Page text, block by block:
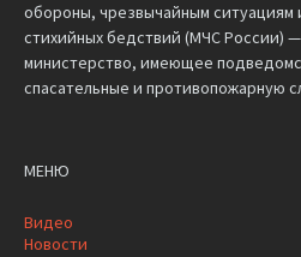
обороны, чрезвычайным ситуациям
стихийных бедствий (МЧС России)
министерство, имеющее
спасательные и противопожарную
МЕНЮ
Видео
Новости